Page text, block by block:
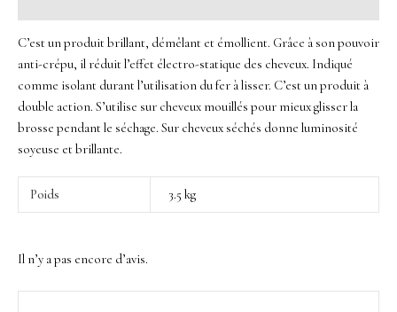
C’est un produit brillant, démêlant et émollient. Grâce à son pouvoir
anti-crépu, il réduit l’effet électro-statique des cheveux. Indiqué
comme isolant durant l’utilisation du fer à lisser. C’est un produit à
double action. S’utilise sur cheveux mouillés pour mieux glisser la
brosse pendant le séchage. Sur cheveux séchés donne luminosité
soyeuse et brillante.
Poids 3.5 kg
Il n’y a pas encore d’avis.